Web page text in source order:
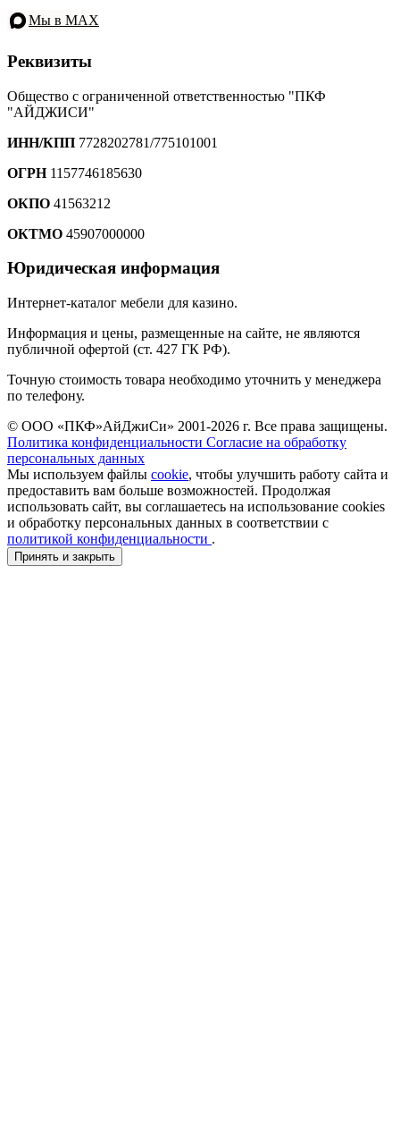
Мы в MAX
Реквизиты
Общество с ограниченной ответственностью "ПКФ
"АЙДЖИСИ"
ИНН/КПП 7728202781/775101001
ОГРН1157746185630
ОКПО 41563212
ОКТМО 45907000000
Юридическая информация
Интернет-каталог мебели для казино.
Информация и цены, размещенные на сайте, не являются
публичной офертой (ст. 427 ГК РФ).
Точную стоимость товара необходимо уточнить у менеджера
по телефону.
© ООО «ПКФ»АйДжиСи» 2001-2026 г. Все права защищены.
Политика конфиденциальности Согласие на обработку
персональных данных
Мы используем файлы cookie, чтобы улучшить работу сайта и
предоставить вам больше возможностей. Продолжая
использовать сайт, вы соглашаетесь на использование cookies
и обработку персональных данных в соответствии с
политикой конфиденциальности .
Принять и закрыть